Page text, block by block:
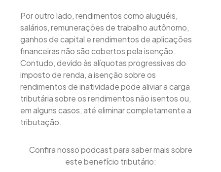
Por outro lado, rendimentos como aluguéis,
salários, remunerações de trabalho autônomo,
ganhos de capital e rendimentos de aplicações
financeiras não são cobertos pela isenção.
Contudo, devido às alíquotas progressivas do
imposto de renda, a isenção sobre os
rendimentos de inatividade pode aliviar a carga
tributária sobre os rendimentos não isentos ou,
em alguns casos, até eliminar completamente a
tributação.
Confira nosso podcast para saber mais sobre
este benefício tributário: